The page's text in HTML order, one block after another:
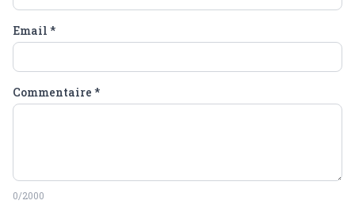
Email *
Commentaire *
0/2000